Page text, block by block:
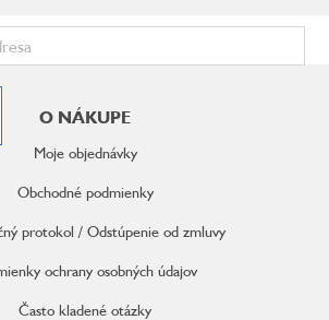
O NÁKUPE
Moje objednávky
Obchodné podmienky
protokol / Odstúpenie od zmluvy
ochrany osobných údajov
Často kladené otázky